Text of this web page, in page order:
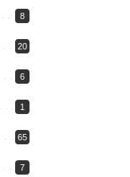
8
20
6
1
65
7